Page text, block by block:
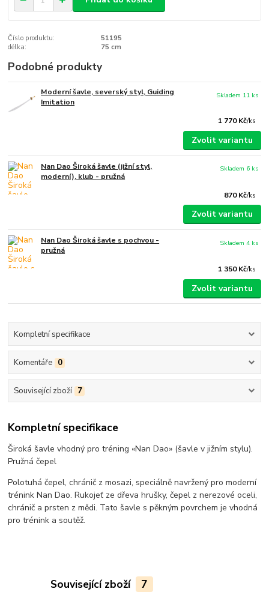
Číslo produktu:
51195
délka:
75 cm
Podobné produkty
Moderní šavle, severský styl, Guiding
Imitation
1 770 Kč/ks
Skladem 11 ks
Zvolit variantu
Nan Dao Široká šavle (jižní styl,
moderní), klub - pružná
870 Kč/ks
Skladem 6 ks
Zvolit variantu
Nan Dao Široká šavle s pochvou -
pružná
1 350 Kč/ks
Skladem 4 ks
Zvolit variantu
Kompletní specifikace
Komentáře 0
Související zboží 7
Kompletní specifikace
Široká šavle vhodný pro tréning «Nan Dao» (šavle v jižním stylu).
Pružná čepel
Polotuhá čepel, chránič z mosazi, speciálně navržený pro moderní
trénink Nan Dao. Rukojeť ze dřeva hrušky, čepel z nerezové oceli,
chránič a prsten z mědi. Tato šavle s pěkným povrchem je vhodná
pro trénink a soutěž.
Související zboží 7